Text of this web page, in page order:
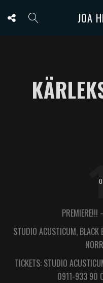
JOA
PREMIERE!!!
STUDIO ACUSTICUM, BLACK
TICKETS: STUDIO
0911-933 90